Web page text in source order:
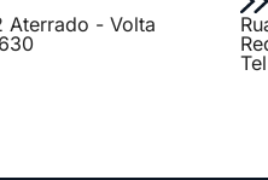
Aterrado - Volta